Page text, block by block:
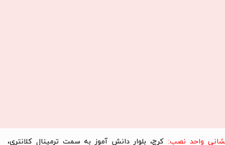
واحد نصب: کرج، بلوار دانش آموز به سمت ترمینال کلانتری،